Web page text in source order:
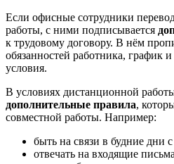
Если офисные сотрудники
работы, с ними подписывается
к трудовому договору. В нём
обязанностей работника, график
условия.
В условиях дистанционной
дополнительные правила,
совместной работы. Например:
быть на связи в будние дни
отвечать на входящие